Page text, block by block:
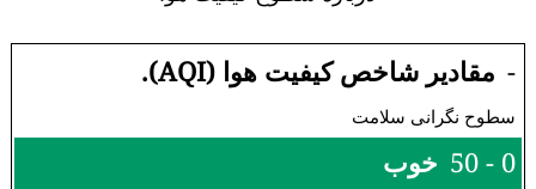
- مقادیر شاخص کیفیت هوا (AQI).
سطوح نگرانی سلامت
0 - 50 خوب